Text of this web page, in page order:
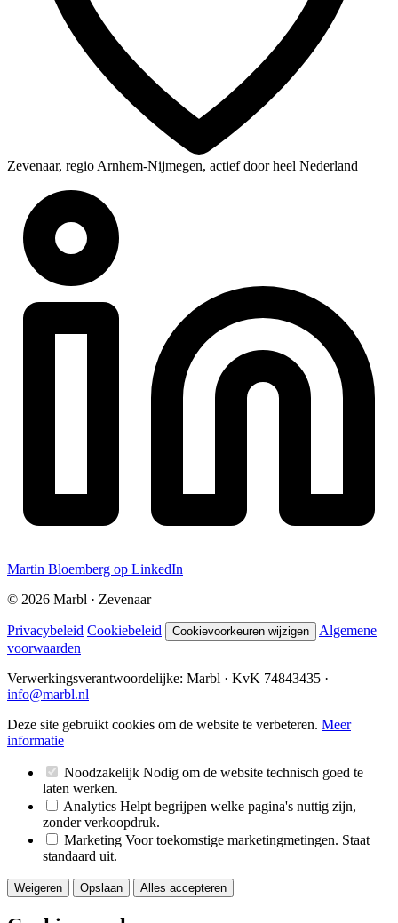
Zevenaar, regio Arnhem-Nijmegen, actief door heel Nederland
Martin Bloemberg op LinkedIn
© 2026 Marbl · Zevenaar
Privacybeleid Cookiebeleid Cookievoorkeuren wijzigen
Algemene
voorwaarden
Verwerkingsverantwoordelijke: Marbl · KvK 74843435 ·
info@marbl.nl
Deze site gebruikt cookies om de website te verbeteren. Meer
informatie
Noodzakelijk Nodig om de website technisch goed te
laten werken.
Analytics Helpt begrijpen welke pagina's nuttig zijn,
zonder verkoopdruk.
Marketing Voor toekomstige marketingmetingen. Staat
standaard uit.
Weigeren Opslaan Alles accepteren